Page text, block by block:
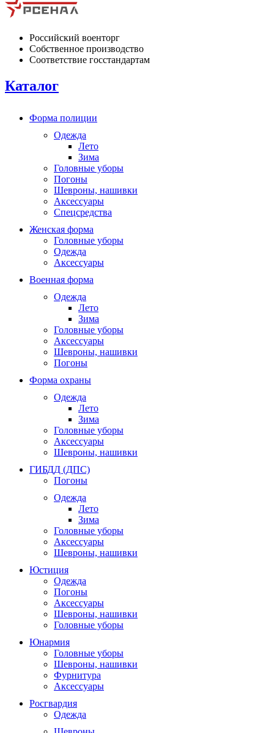
Российский военторг
Собственное производство
Соответствие госстандартам
Каталог
Форма полиции
Одежда
Лето
Зима
Головные уборы
Погоны
Шевроны, нашивки
Аксессуары
Спецсредства
Женская форма
Головные уборы
Одежда
Аксессуары
Военная форма
Одежда
Лето
Зима
Головные уборы
Аксессуары
Шевроны, нашивки
Погоны
Форма охраны
Одежда
Лето
Зима
Головные уборы
Аксессуары
Шевроны, нашивки
ГИБДД (ДПС)
Погоны
Одежда
Лето
Зима
Головные уборы
Аксессуары
Шевроны, нашивки
Юстиция
Одежда
Погоны
Аксессуары
Шевроны, нашивки
Головные уборы
Юнармия
Головные уборы
Шевроны, нашивки
Фурнитура
Аксессуары
Росгвардия
Одежда